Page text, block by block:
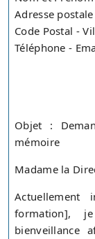
Adresse postale
Code Postal -
Téléphone -
Objet :
mémoire
Madame la
formation],
bienveillance